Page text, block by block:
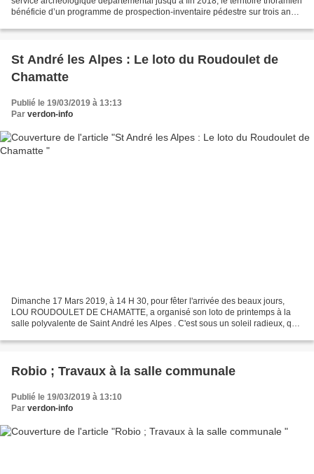
bénéficie d’un programme de prospection-inventaire pédestre sur trois ans,
St André les Alpes : Le loto du Roudoulet de
Chamatte
Publié le 19/03/2019 à 13:13
Par verdon-info
Dimanche 17 Mars 2019, à 14 H 30, pour fêter l'arrivée des beaux jours,
LOU ROUDOULET DE CHAMATTE, a organisé son loto de printemps à la
salle polyvalente de Saint André les Alpes . C'est sous un soleil radieux, que
Robio ; Travaux à la salle communale
Publié le 19/03/2019 à 13:10
Par verdon-info